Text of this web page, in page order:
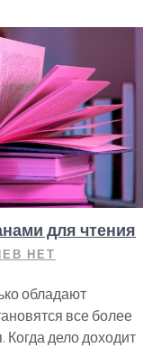
для чтения
НЕТ
обладают
все более
дело доходит